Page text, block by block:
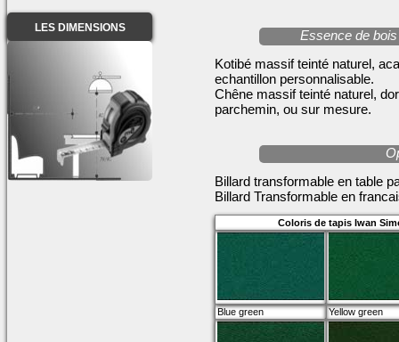
LES DIMENSIONS
Essence de
Kotibé massif teinté naturel,
echantillon personnalisable.
Chêne massif teinté naturel,
parchemin, ou sur mesure.
Billard transformable en table
Billard Transformable en
Coloris de tapis Iwan
Blue green Yellow green